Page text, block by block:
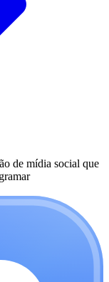
de mídia social que